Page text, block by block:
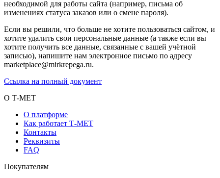
необходимой для работы сайта (например, письма об
изменениях статуса заказов или о смене пароля).
Если вы решили, что больше не хотите пользоваться сайтом, и
хотите удалить свои персональные данные (а также если вы
хотите получить все данные, связанные с вашей учётной
записью), напишите нам электронное письмо по адресу
marketplace@mirkrepega.ru.
Ссылка на полный документ
О Т-МЕТ
О платформе
Как работает Т-МЕТ
Контакты
Реквизиты
FAQ
Покупателям